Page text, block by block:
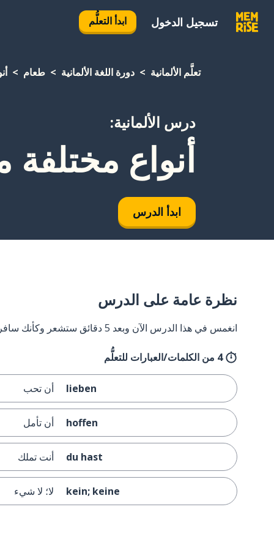
تسجيل الدخول ابدأ التعلُّم
تعلَّم الألمانية دورة اللغة الألمانية طعام
درس الألمانية:
أنواع
ابدأ الدرس
نظرة عامة على الدرس
انغمس في هذا الدرس الآن وبعد 5 دقائق ستشعر وكأنك سافرت إلى ألمانيا وعدت مرة أخرى.
4 من الكلمات/العبارات للتعلُّم
lieben أن تحب
hoffen أن تأمل
du hast أنت تملك
kein; keine لا؛ لا شيء